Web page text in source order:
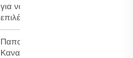
για να
επιλέξετε
Παπούτσια,
Καναπές,